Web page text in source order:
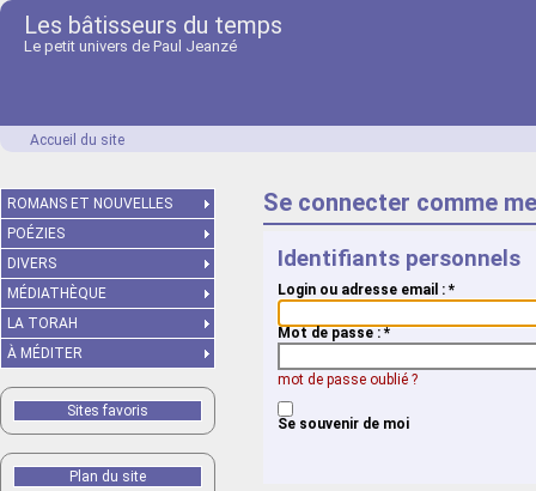
Les bâtisseurs du temps
Le petit univers de Paul Jeanzé
Accueil du site
Se connecter comme
Identifiants personnels
Login ou adresse email : *
Mot de passe :*
mot de passe oublié ?
Se souvenir de moi
ROMANS ET NOUVELLES
POÉZIES
DIVERS
MÉDIATHÈQUE
LA TORAH
À MÉDITER
Sites favoris
Plan du site